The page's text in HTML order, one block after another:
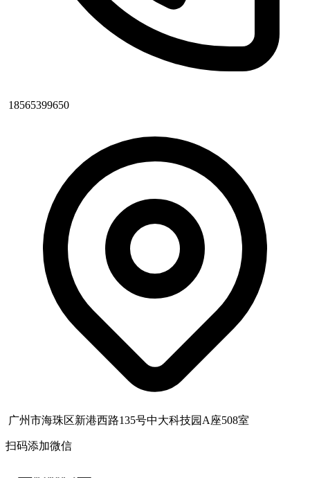
18565399650
广州市海珠区新港西路135号中大科技园A座508室
扫码添加微信